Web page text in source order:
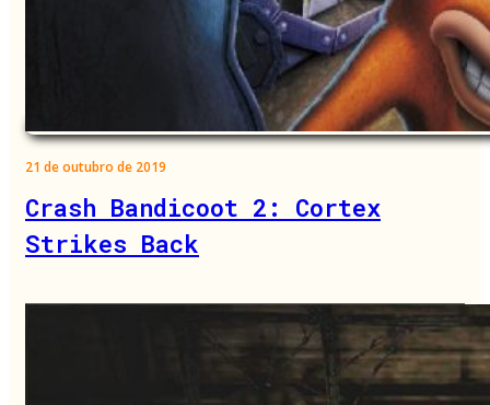
21 de outubro de 2019
Crash Bandicoot 2: Cortex
Strikes Back